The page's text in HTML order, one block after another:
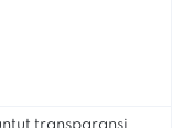
transparansi